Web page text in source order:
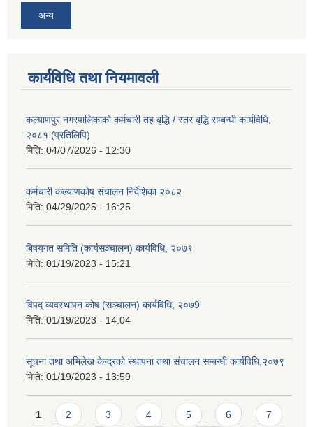
अन्य
कार्यविधि तथा नियमावली
कल्याणपुर नगरपालिकाको कर्मचारी तह बृद्धि / स्तर बृद्धि सम्बन्धी कार्यविधि,
२०८१ (प्रतिलिपि)
मिति: 04/07/2026 - 12:30
कर्मचारी कल्याणकोष संचालन निर्देशिका २०८२
मिति: 04/29/2025 - 16:25
बिषयगत समिति (कार्यसञ्चालन) कार्यविधि, २०७९
मिति: 01/19/2023 - 15:21
विपद् व्यवस्थापन कोष (सञ्चालन) कार्यविधि, २०७9
मिति: 01/19/2023 - 14:04
सूचना तथा अभिलेख केन्द्रको स्थापना तथा संचालन सम्बन्धी कार्यविधि,२०७९
मिति: 01/19/2023 - 13:59
Pages
1 2 3 4 5 6 7